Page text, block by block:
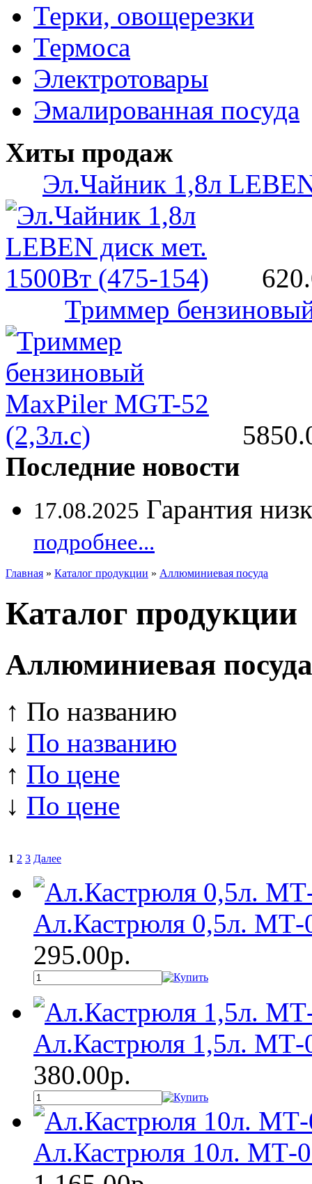
Терки, овощерезки
Термоса
Электротовары
Эмалированная посуда
Хиты продаж
Эл.Чайник 1,8л
Триммер
Последние новости
17.08.2025 Гарантия
подробнее...
Главная » Каталог продукции » Аллюминиевая посуда
Каталог продукции
Аллюминиевая посуда
↑ По названию
↓ По названию
↑ По цене
↓ По цене
1 2 3 Далее
Ал.Кастрюля 0,5л. МТ-
295.00р.
Ал.Кастрюля 1,5л. МТ-
380.00р.
Ал.Кастрюля 10л. МТ-